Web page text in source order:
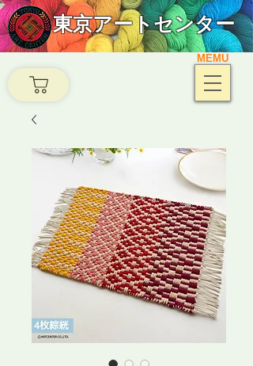
東京アートセンター
MEMU